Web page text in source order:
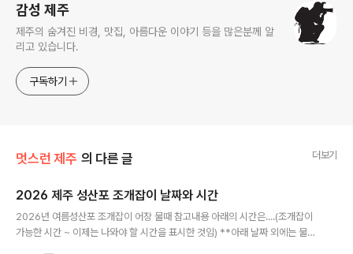
감성 제주
제주의 숨겨진 비경, 맛집, 아름다운 이야기 등을 많은분께 알
리고 있습니다.
구독하기
멋스런 제주 의 다른 글 더보기
2026 제주 성산포 조개잡이 날짜와 시간
2026년 여름성산포 조개잡이 어장 물때 참고내용 아래의 시간은....(조개잡이
가능한 시간 ~ 이제는 나와야 할 시간을 표시한 것임) **아래 날짜 외에는 물빠